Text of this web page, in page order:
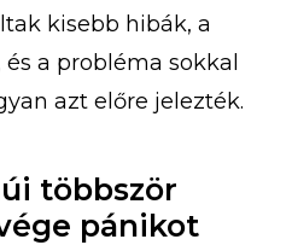
kisebb hibák, a
a probléma sokkal
azt előre jelezték.
többször
pánikot